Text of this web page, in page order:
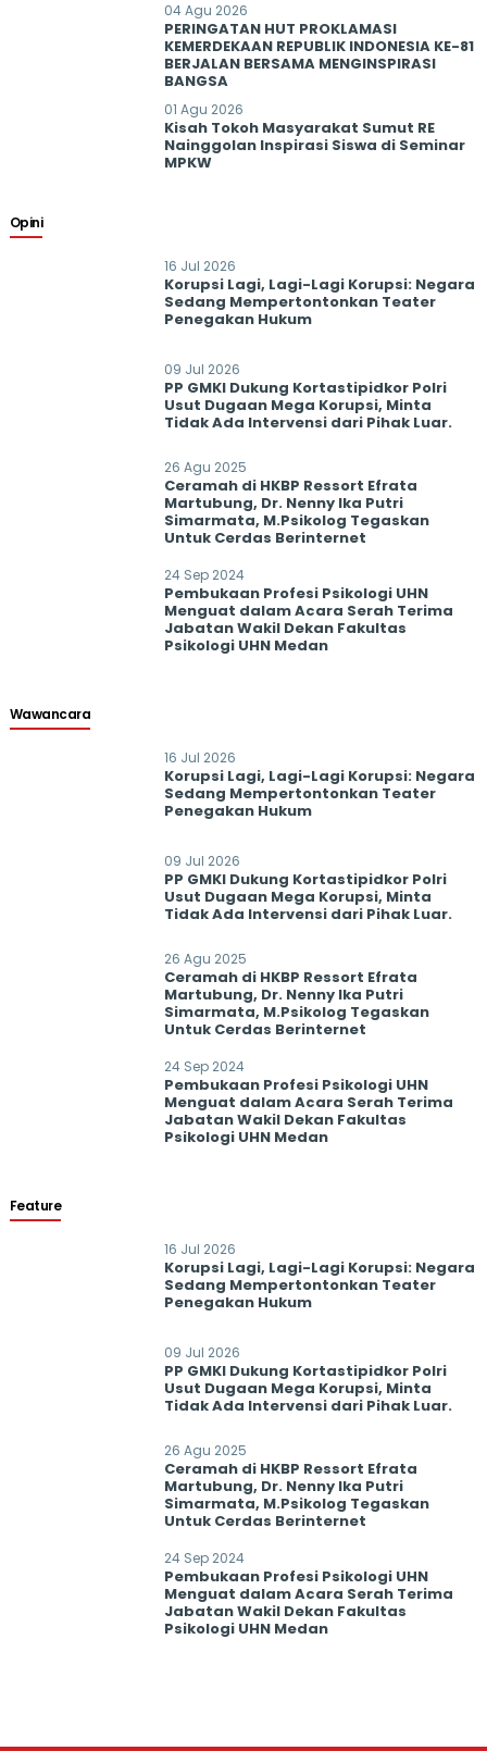
04 Agu 2026
PERINGATAN HUT PROKLAMASI
KEMERDEKAAN REPUBLIK INDONESIA KE-81
BERJALAN BERSAMA MENGINSPIRASI
BANGSA
01 Agu 2026
Kisah Tokoh Masyarakat Sumut RE
Nainggolan Inspirasi Siswa di Seminar
MPKW
Opini
16 Jul 2026
Korupsi Lagi, Lagi-Lagi Korupsi: Negara
Sedang Mempertontonkan Teater
Penegakan Hukum
09 Jul 2026
PP GMKI Dukung Kortastipidkor Polri
Usut Dugaan Mega Korupsi, Minta
Tidak Ada Intervensi dari Pihak Luar.
26 Agu 2025
Ceramah di HKBP Ressort Efrata
Martubung, Dr. Nenny Ika Putri
Simarmata, M.Psikolog Tegaskan
Untuk Cerdas Berinternet
24 Sep 2024
Pembukaan Profesi Psikologi UHN
Menguat dalam Acara Serah Terima
Jabatan Wakil Dekan Fakultas
Psikologi UHN Medan
Wawancara
16 Jul 2026
Korupsi Lagi, Lagi-Lagi Korupsi: Negara
Sedang Mempertontonkan Teater
Penegakan Hukum
09 Jul 2026
PP GMKI Dukung Kortastipidkor Polri
Usut Dugaan Mega Korupsi, Minta
Tidak Ada Intervensi dari Pihak Luar.
26 Agu 2025
Ceramah di HKBP Ressort Efrata
Martubung, Dr. Nenny Ika Putri
Simarmata, M.Psikolog Tegaskan
Untuk Cerdas Berinternet
24 Sep 2024
Pembukaan Profesi Psikologi UHN
Menguat dalam Acara Serah Terima
Jabatan Wakil Dekan Fakultas
Psikologi UHN Medan
Feature
16 Jul 2026
Korupsi Lagi, Lagi-Lagi Korupsi: Negara
Sedang Mempertontonkan Teater
Penegakan Hukum
09 Jul 2026
PP GMKI Dukung Kortastipidkor Polri
Usut Dugaan Mega Korupsi, Minta
Tidak Ada Intervensi dari Pihak Luar.
26 Agu 2025
Ceramah di HKBP Ressort Efrata
Martubung, Dr. Nenny Ika Putri
Simarmata, M.Psikolog Tegaskan
Untuk Cerdas Berinternet
24 Sep 2024
Pembukaan Profesi Psikologi UHN
Menguat dalam Acara Serah Terima
Jabatan Wakil Dekan Fakultas
Psikologi UHN Medan